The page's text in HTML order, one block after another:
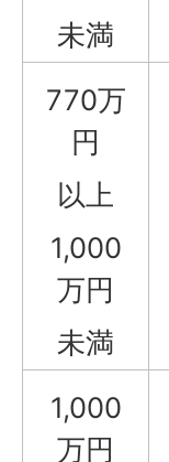
未満
770万
円
以上
1,000
万円
未満
1,000
万円